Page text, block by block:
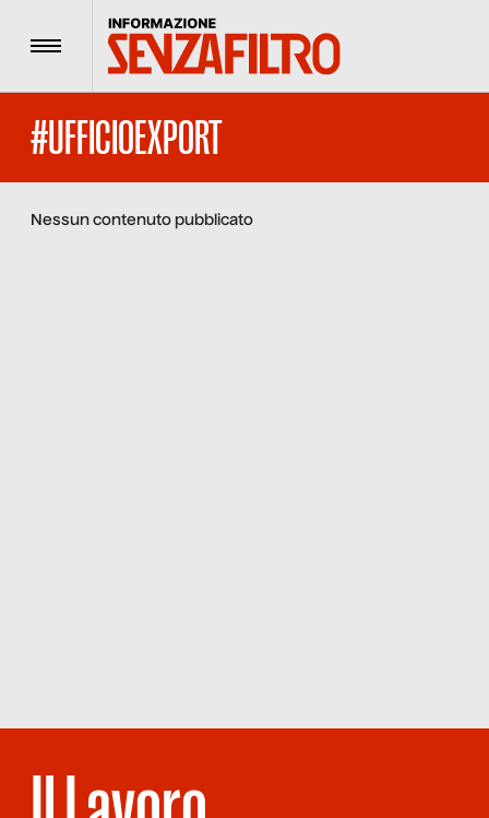
Menu
#UFFICIOEXPORT
Nessun contenuto pubblicato